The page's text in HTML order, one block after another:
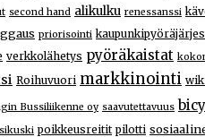
second hand alikulku renessanssi
priorisointi
verkkolähetys pyöräkaistat
Roihuvuori markkinointi
Bussiliikenne oy saavutettavuus
poikkeusreitit pilotti